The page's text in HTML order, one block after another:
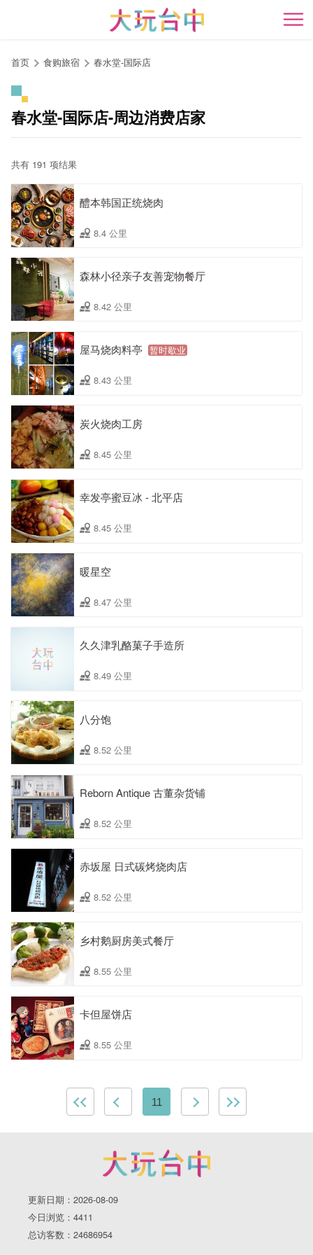
开
首页 食购旅宿 春水堂-国际店
春水堂-国际店-周边消费店家
共有 191 项结果
醴本韩国正统烧肉
8.4 公里
森林小径亲子友善宠物餐厅
8.42 公里
屋马烧肉料亭 暂时歇业
8.43 公里
炭火烧肉工房
8.45 公里
幸发亭蜜豆冰 - 北平店
8.45 公里
暖星空
8.47 公里
久久津乳酪菓子手造所
8.49 公里
八分饱
8.52 公里
Reborn Antique 古董杂货铺
8.52 公里
赤坂屋 日式碳烤烧肉店
8.52 公里
乡村鹅厨房美式餐厅
8.55 公里
卡但屋饼店
8.55 公里
11
更新日期：2026-08-09
今日浏览：4411
总访客数：24686954